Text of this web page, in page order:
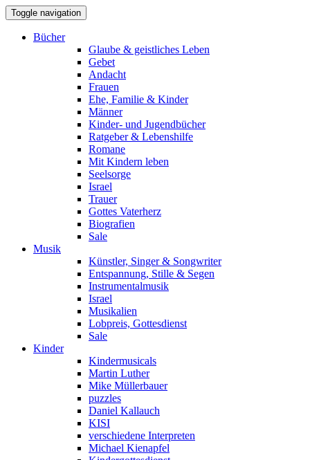
Toggle navigation
Bücher
Glaube & geistliches Leben
Gebet
Andacht
Frauen
Ehe, Familie & Kinder
Männer
Kinder- und Jugendbücher
Ratgeber & Lebenshilfe
Romane
Mit Kindern leben
Seelsorge
Israel
Trauer
Gottes Vaterherz
Biografien
Sale
Musik
Künstler, Singer & Songwriter
Entspannung, Stille & Segen
Instrumentalmusik
Israel
Musikalien
Lobpreis, Gottesdienst
Sale
Kinder
Kindermusicals
Martin Luther
Mike Müllerbauer
puzzles
Daniel Kallauch
KISI
verschiedene Interpreten
Michael Kienapfel